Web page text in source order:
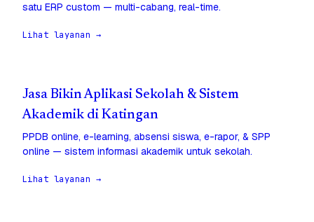
satu ERP custom — multi-cabang, real-time.
Lihat layanan →
Jasa Bikin Aplikasi Sekolah & Sistem
Akademik di Katingan
PPDB online, e-learning, absensi siswa, e-rapor, & SPP
online — sistem informasi akademik untuk sekolah.
Lihat layanan →